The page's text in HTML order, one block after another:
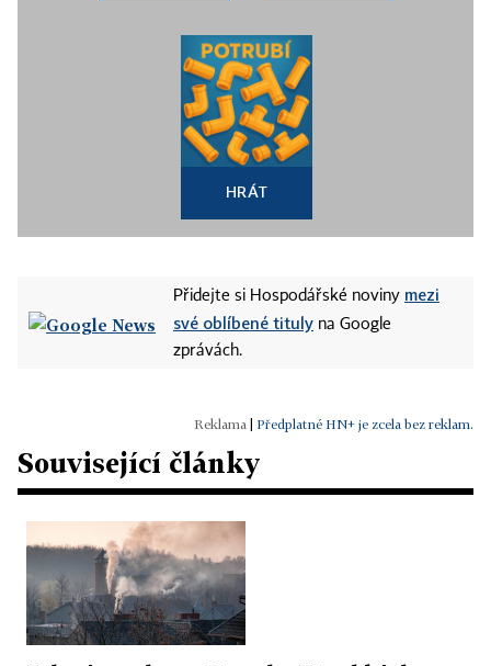
HRÁT
Přidejte si Hospodářské noviny mezi
své oblíbené tituly na Google
zprávách.
Předplatné HN+ je zcela bez reklam.
Související články